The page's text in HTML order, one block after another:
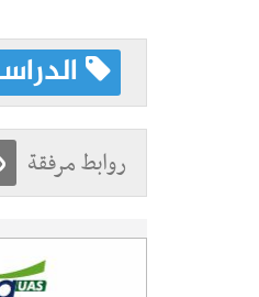
روابط مرفقة